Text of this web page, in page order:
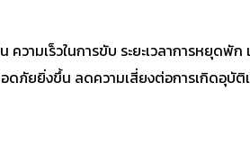
ความเร็วในการขับ ระยะเวลาการหยุ
ภัยยิ่งขึ้น ลดความเสี่ยงต่อการเกิดอุบั